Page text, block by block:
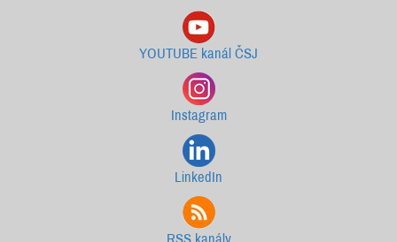
YOUTUBE kanál ČSJ
Instagram
LinkedIn
RSS kanály